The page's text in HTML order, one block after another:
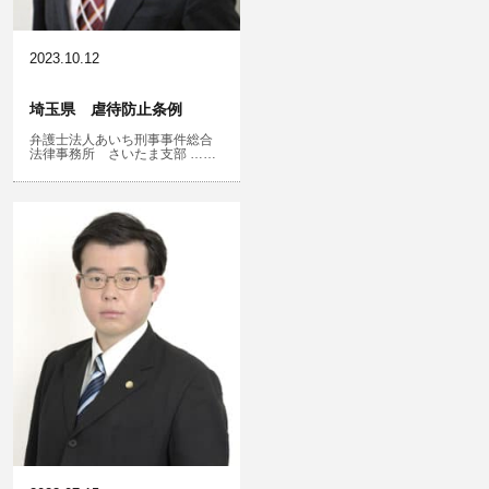
文書偽造・偽造文書行使
不正競争防止法
住居侵入等
名誉棄損・侮辱
2023.10.12
埼玉県 虐待防止条例
弁護士法人あいち刑事事件総合
法律事務所 さいたま支部 ……